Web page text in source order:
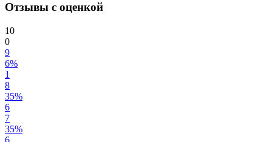
Отзывы с оценкой
10
0
9
6%
1
8
35%
6
7
35%
6